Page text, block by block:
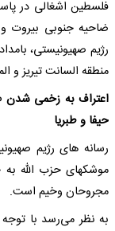
فلسطین اشغالی در
ضاحیه جنوبی بیروت
رژیم صهیونیستی،
منطقه السانت تیریز و
حیفا و طبریا
موشکهای حزب الله به
مجروحان وخیم است.
به نظر می‌رسد با